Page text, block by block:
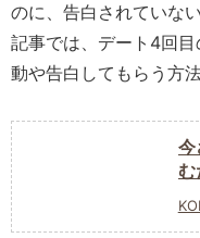
のに、告白されていな
記事では、デート4回
動や告白してもらう方
今
む